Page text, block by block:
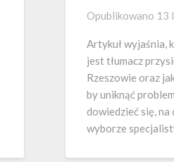
Opublikowano 13
Artykuł wyjaśnia,
jest tłumacz
Rzeszowie oraz
by uniknąć
dowiedzieć się, na
wyborze